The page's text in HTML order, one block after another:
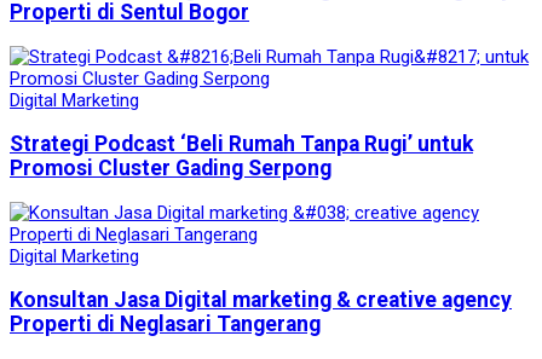
Properti di Sentul Bogor
Digital Marketing
Strategi Podcast ‘Beli Rumah Tanpa Rugi’ untuk
Promosi Cluster Gading Serpong
Digital Marketing
Konsultan Jasa Digital marketing & creative agency
Properti di Neglasari Tangerang